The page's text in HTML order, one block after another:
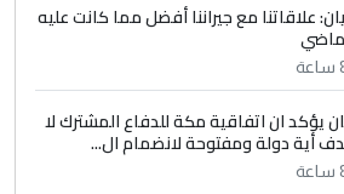
يرد على صدام حسين سل
(نص كامل)
علاقاتنا مع جيراننا أفضل مما كانت عليه
يؤكد ان اتفاقية مكة للدفاع المشترك لا
أية دولة ومفتوحة لانضمام ال...